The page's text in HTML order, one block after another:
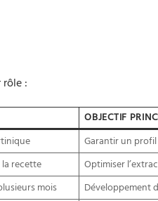
:
OBJECTIF
Garantir un
recette
Optimiser
mois
Développement